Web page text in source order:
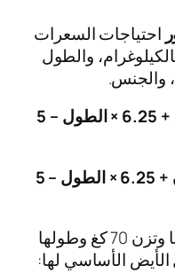
احتياجات السعرات
والطول
والجنس.
الـBMR = 10 × الوزن + 6.25 × الطول – 5
الـBMR = 10 × الوزن + 6.25 × الطول – 5
خذ مثالاً لامرأة عمرها 35 عامًا وتزن 70 كغ وطولها